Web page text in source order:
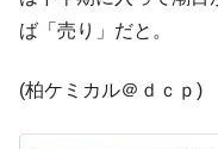
ば「売り」だと。
(柏ケミカル＠ｄｃｐ)